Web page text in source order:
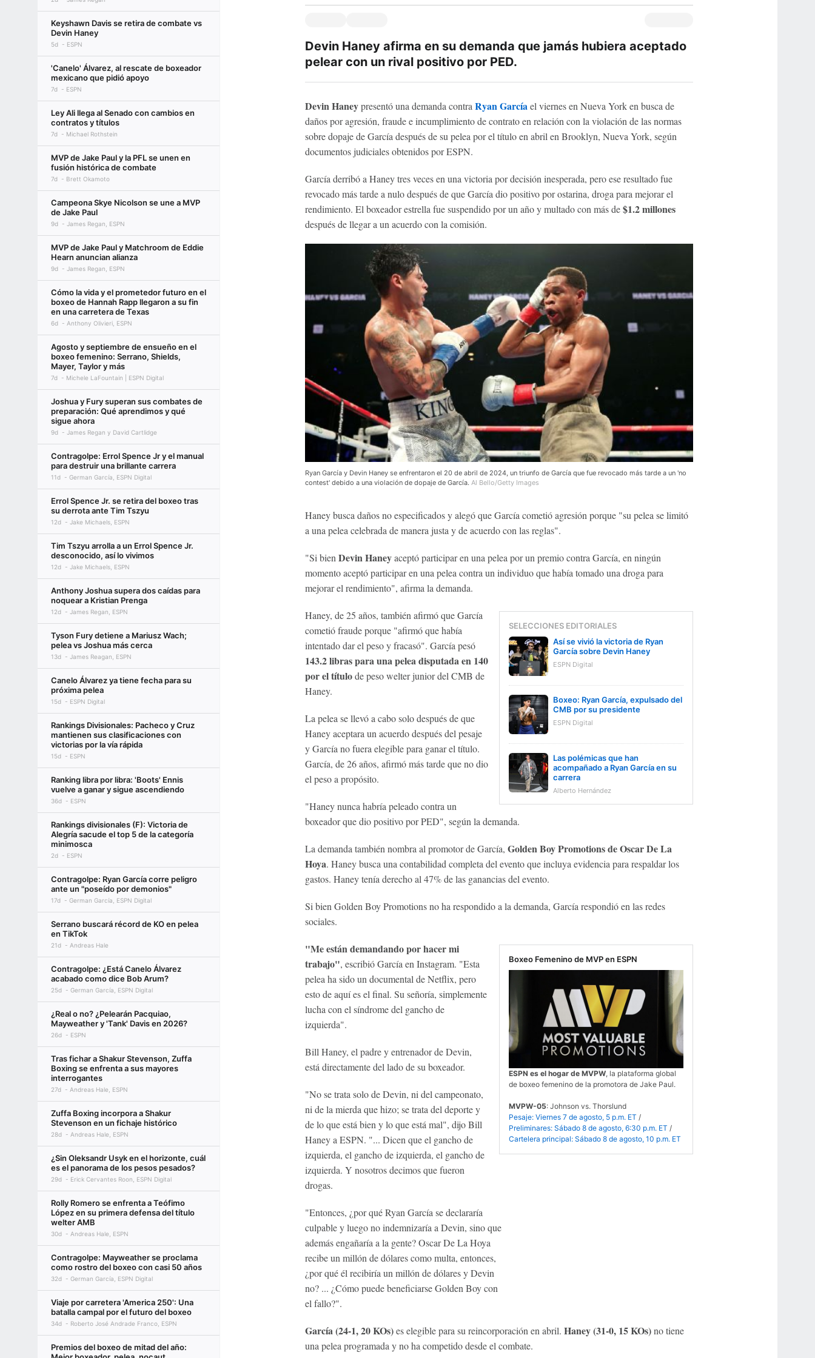
Keyshawn Davis se retira de combate vs
Devin Haney
5d ESPN
'Canelo' Álvarez, al rescate de boxeador
mexicano que pidió apoyo
7d ESPN
Ley Ali llega al Senado con cambios en
contratos y títulos
7d Michael Rothstein
MVP de Jake Paul y la PFL se unen en
fusión histórica de combate
7d Brett Okamoto
Campeona Skye Nicolson se une a MVP
de Jake Paul
9d James Regan, ESPN
MVP de Jake Paul y Matchroom de Eddie
Hearn anuncian alianza
9d James Regan, ESPN
Cómo la vida y el prometedor futuro en el
boxeo de Hannah Rapp llegaron a su fin
en una carretera de Texas
6d Anthony Olivieri, ESPN
Agosto y septiembre de ensueño en el
boxeo femenino: Serrano, Shields,
Mayer, Taylor y más
7d Michele LaFountain | ESPN Digital
Joshua y Fury superan sus combates de
preparación: Qué aprendimos y qué
sigue ahora
9d James Regan y David Cartlidge
Contragolpe: Errol Spence Jr y el manual
para destruir una brillante carrera
11d German García, ESPN Digital
Errol Spence Jr. se retira del boxeo tras
su derrota ante Tim Tszyu
12d Jake Michaels, ESPN
Tim Tszyu arrolla a un Errol Spence Jr.
desconocido, así lo vivimos
12d Jake Michaels, ESPN
Anthony Joshua supera dos caídas para
noquear a Kristian Prenga
12d James Regan, ESPN
Tyson Fury detiene a Mariusz Wach;
pelea vs Joshua más cerca
13d James Reagan, ESPN
Canelo Álvarez ya tiene fecha para su
próxima pelea
15d ESPN Digital
Rankings Divisionales: Pacheco y Cruz
mantienen sus clasificaciones con
victorias por la vía rápida
15d ESPN
Ranking libra por libra: 'Boots' Ennis
vuelve a ganar y sigue ascendiendo
36d ESPN
Rankings divisionales (F): Victoria de
Alegría sacude el top 5 de la categoría
minimosca
2d ESPN
Contragolpe: Ryan García corre peligro
ante un "poseído por demonios"
17d German García, ESPN Digital
Serrano buscará récord de KO en pelea
en TikTok
21d Andreas Hale
Contragolpe: ¿Está Canelo Álvarez
acabado como dice Bob Arum?
25d German García, ESPN Digital
¿Real o no? ¿Pelearán Pacquiao,
Mayweather y 'Tank' Davis en 2026?
26d ESPN
Tras fichar a Shakur Stevenson, Zuffa
Boxing se enfrenta a sus mayores
interrogantes
27d Andreas Hale, ESPN
Zuffa Boxing incorpora a Shakur
Stevenson en un fichaje histórico
28d Andreas Hale, ESPN
¿Sin Oleksandr Usyk en el horizonte, cuál
es el panorama de los pesos pesados?
29d Erick Cervantes Roon, ESPN Digital
Rolly Romero se enfrenta a Teófimo
López en su primera defensa del título
welter AMB
30d Andreas Hale, ESPN
Contragolpe: Mayweather se proclama
como rostro del boxeo con casi 50 años
32d German García, ESPN Digital
Viaje por carretera 'America 250': Una
batalla campal por el futuro del boxeo
34d Roberto José Andrade Franco, ESPN
Premios del boxeo de mitad del año:
Devin Haney afirma en su demanda que jamás hubiera aceptado
pelear con un rival positivo por PED.
Devin Haneypresentó una demanda contra Ryan García el viernes en Nueva York en busca de
daños por agresión, fraude e incumplimiento de contrato en relación con la violación de las normas
sobre dopaje de García después de su pelea por el título en abril en Brooklyn, Nueva York, según
documentos judiciales obtenidos por ESPN.
García derribó a Haney tres veces en una victoria por decisión inesperada, pero ese resultado fue
revocado más tarde a nulo después de que García dio positivo por ostarina, droga para mejorar el
rendimiento. El boxeador estrella fue suspendido por un año y multado con más de$1.2 millones
después de llegar a un acuerdo con la comisión.
Ryan García y Devin Haney se enfrentaron el 20 de abril de 2024, un triunfo de García que fue revocado más tarde a un 'no
contest' debido a una violación de dopaje de García. Al Bello/Getty Images
Haney busca daños no especificados y alegó que García cometió agresión porque "su pelea se limitó
a una pelea celebrada de manera justa y de acuerdo con las reglas".
"Si bienDevin Haneyaceptó participar en una pelea por un premio contra García, en ningún
momento aceptó participar en una pelea contra un individuo que había tomado una droga para
mejorar el rendimiento", afirma la demanda.
SELECCIONES EDITORIALES
Así se vivió la victoria de Ryan
García sobre Devin Haney
ESPN Digital
Boxeo: Ryan García, expulsado del
CMB por su presidente
ESPN Digital
Las polémicas que han
acompañado a Ryan García en su
carrera
Alberto Hernández
Haney, de 25 años, también afirmó que García
cometió fraude porque "afirmó que había
intentado dar el peso y fracasó". García pesó
143.2 libras para una pelea disputada en 140
por el títulode peso welter junior del CMB de
Haney.
La pelea se llevó a cabo solo después de que
Haney aceptara un acuerdo después del pesaje
y García no fuera elegible para ganar el título.
García, de 26 años, afirmó más tarde que no dio
el peso a propósito.
"Haney nunca habría peleado contra un
boxeador que dio positivo por PED", según la demanda.
La demanda también nombra al promotor de García, Golden Boy Promotions de Oscar De La
Hoya. Haney busca una contabilidad completa del evento que incluya evidencia para respaldar los
gastos. Haney tenía derecho al 47% de las ganancias del evento.
Si bien Golden Boy Promotions no ha respondido a la demanda, García respondió en las redes
sociales.
Boxeo Femenino de MVP en ESPN
ESPN es el hogar de MVPW, la plataforma global
de boxeo femenino de la promotora de Jake Paul.
MVPW-05: Johnson vs. Thorslund
Pesaje: Viernes 7 de agosto, 5 p.m. ET /
Preliminares: Sábado 8 de agosto, 6:30 p.m. ET /
Cartelera principal: Sábado 8 de agosto, 10 p.m. ET
"Me están demandando por hacer mi
trabajo", escribió García en Instagram. "Esta
pelea ha sido un documental de Netflix, pero
esto de aquí es el final. Su señoría, simplemente
lucha con el síndrome del gancho de
izquierda".
Bill Haney, el padre y entrenador de Devin,
está directamente del lado de su boxeador.
"No se trata solo de Devin, ni del campeonato,
ni de la mierda que hizo; se trata del deporte y
de lo que está bien y lo que está mal", dijo Bill
Haney a ESPN. "... Dicen que el gancho de
izquierda, el gancho de izquierda, el gancho de
izquierda. Y nosotros decimos que fueron
drogas.
"Entonces, ¿por qué Ryan García se declararía
culpable y luego no indemnizaría a Devin, sino que
además engañaría a la gente? Oscar De La Hoya
recibe un millón de dólares como multa, entonces,
¿por qué él recibiría un millón de dólares y Devin
no? ... ¿Cómo puede beneficiarse Golden Boy con
el fallo?".
García (24-1, 20 KOs)es elegible para su reincorporación en abril. Haney (31-0, 15 KOs)no tiene
una pelea programada y no ha competido desde el combate.